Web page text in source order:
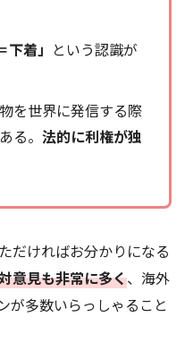
着」 という認識が
を世界に発信する際
る。法的に利権が独
だければお分かりになる
意見も非常に多く、海外
が多数いらっしゃること